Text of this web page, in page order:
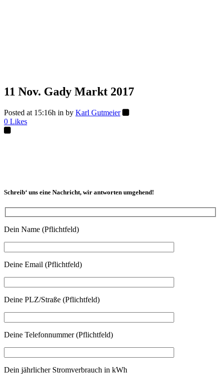
11 Nov. Gady Markt 2017
Posted at 15:16h in by Karl Gutmeier
0 Likes
Schreib‘ uns eine Nachricht, wir antworten umgehend!
Dein Name (Pflichtfeld)
Deine Email (Pflichtfeld)
Deine PLZ/Straße (Pflichtfeld)
Deine Telefonnummer (Pflichtfeld)
Dein jährlicher Stromverbrauch in kWh